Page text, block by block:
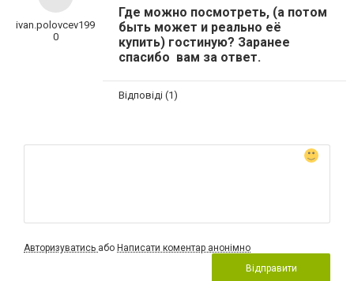
ivan.polovcev199
0
Где можно посмотреть, (а потом
быть может и реально её
купить) гостиную? Заранее
спасибо вам за ответ.
Відповіді (1)
Авторизуватись або Написати коментар анонімно
Відправити